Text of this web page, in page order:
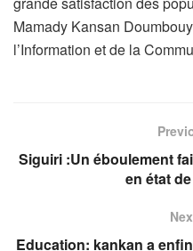
Mamady Kansan
l’Information et de la
Siguiri :Un éboulement
en état
Education: kankan a